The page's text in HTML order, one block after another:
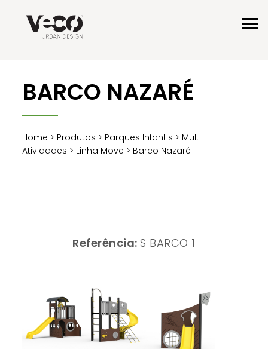
BARCO NAZARÉ
Home > Produtos > Parques Infantis > Multi
Atividades > Linha Move > Barco Nazaré
Referência:S BARCO 1